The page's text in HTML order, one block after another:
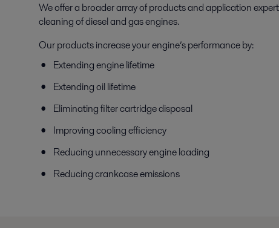
We offer a broader array of products and application
cleaning of diesel and gas engines.
Our products increase your engine’s performance by:
Extending engine lifetime
Extending oil lifetime
Eliminating filter cartridge disposal
Improving cooling efficiency
Reducing unnecessary engine loading
Reducing crankcase emissions